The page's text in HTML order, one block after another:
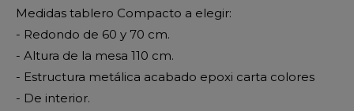
Medidas tablero Compacto a elegir:
- Redondo de 60 y 70 cm.
- Altura de la mesa 110 cm.
- Estructura metálica acabado epoxi carta colores
- De interior.